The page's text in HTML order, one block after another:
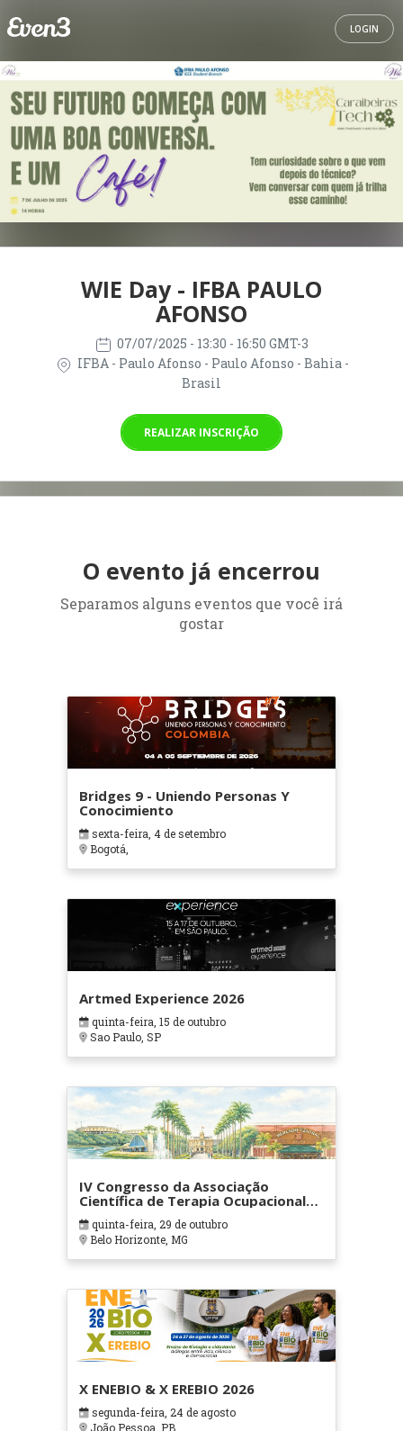
LOGIN
WIE Day - IFBA PAULO
AFONSO
07/07/2025 - 13:30 - 16:50 GMT-3
IFBA - Paulo Afonso - Paulo Afonso - Bahia -
Brasil
REALIZAR INSCRIÇÃO
O evento já encerrou
Separamos alguns eventos que você irá
gostar
Bridges 9 - Uniendo Personas Y
Conocimiento
sexta-feira, 4 de setembro
Bogotá,
Artmed Experience 2026
quinta-feira, 15 de outubro
Sao Paulo, SP
IV Congresso da Associação
Científica de Terapia Ocupacional
em Contextos Hospitalares e
Cuidados Paliativos - ATOHOSP
quinta-feira, 29 de outubro
Belo Horizonte, MG
X ENEBIO & X EREBIO 2026
segunda-feira, 24 de agosto
João Pessoa, PB